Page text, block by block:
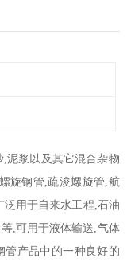
泥浆以及其它混合杂物
旋钢管,疏浚螺旋管,航
用于自来水工程,石油
,可用于液体输送,气体
产品中的一种良好的